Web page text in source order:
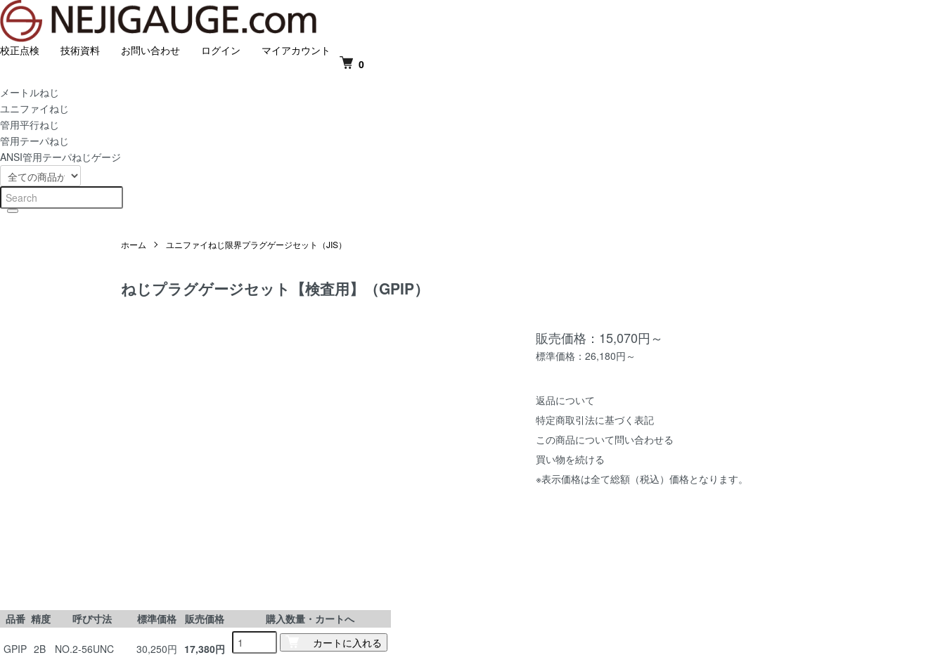
校正点検 技術資料 お問い合わせ ログイン
マイアカウント
0
メートルねじ
ユニファイねじ
管用平行ねじ
管用テーパねじ
ANSI管用テーパねじゲージ
ホーム ユニファイねじ限界プラグゲージセット（JIS）
ねじプラグゲージセット【検査用】（GPIP）
販売価格： 15,070円～
標準価格： 26,180円～
返品について
特定商取引法に基づく表記
この商品について問い合わせる
買い物を続ける
※表示価格は全て総額（税込）価格となります。
品番 精度 呼び寸法 標準価格 販売価格 購入数量・カートへ
GPIP 2B NO.2-56UNC 30,250円 17,380円 カートに入れる